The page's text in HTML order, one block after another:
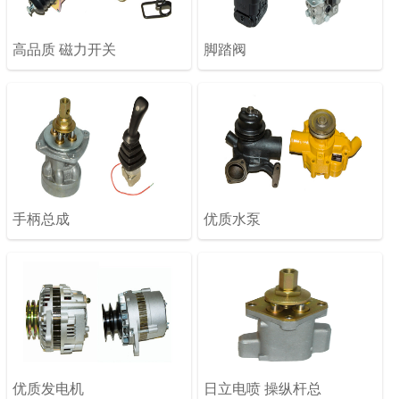
高品质 磁力开关 脚踏阀
手柄总成 优质水泵
优质发电机 日立电喷 操纵杆总